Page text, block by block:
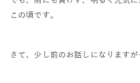
この頃です。
さて、少し前のお話しになります